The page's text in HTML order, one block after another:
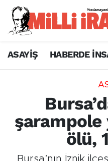
ASAYİŞ HABERDE
şarampole
ölü,
Bursa’nın İznik